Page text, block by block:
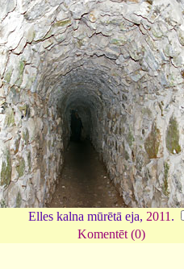
Elles kalna mūrētā eja, 2011 .
Komentēt (0)